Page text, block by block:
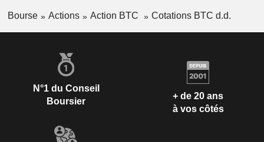
Bourse Actions Action BTC Cotations BTC d.d.
N°1 du Conseil
Boursier
+ de 20 ans
à vos côtés